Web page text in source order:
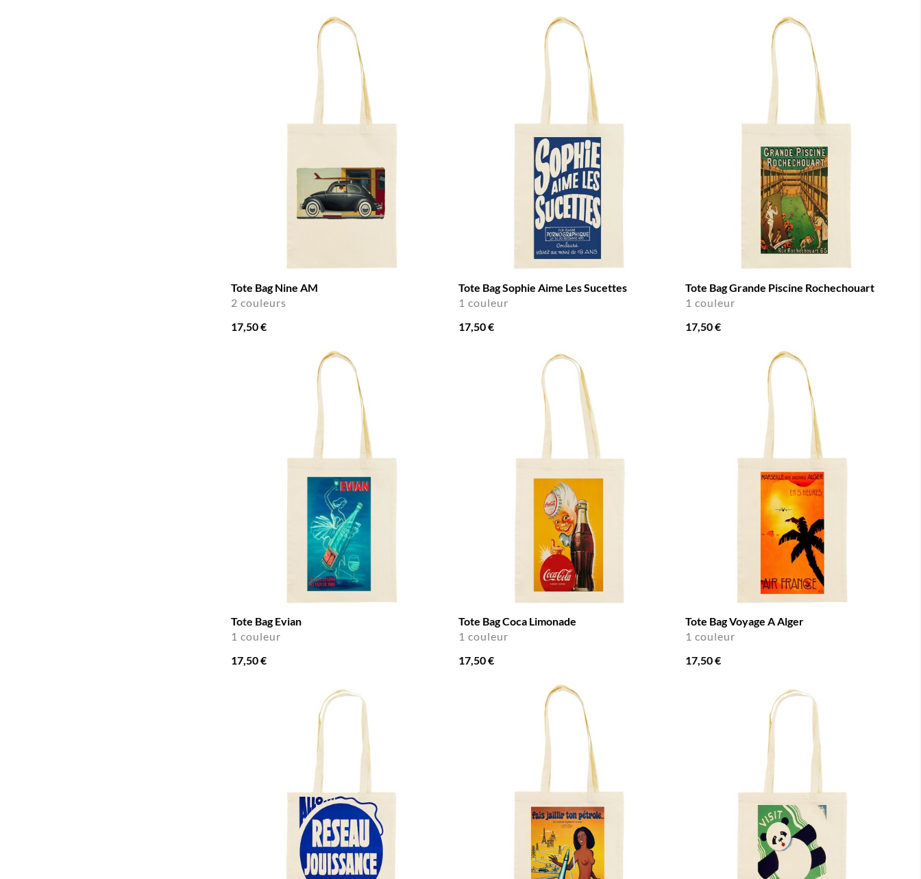
Tote Bag Nine AM
2 couleurs
17,50 €
Tote Bag Sophie Aime Les Sucettes
1 couleur
17,50 €
Tote Bag Grande Piscine Rochechouart
1 couleur
17,50 €
Tote Bag Evian
1 couleur
17,50 €
Tote Bag Coca Limonade
1 couleur
17,50 €
Tote Bag Voyage A Alger
1 couleur
17,50 €